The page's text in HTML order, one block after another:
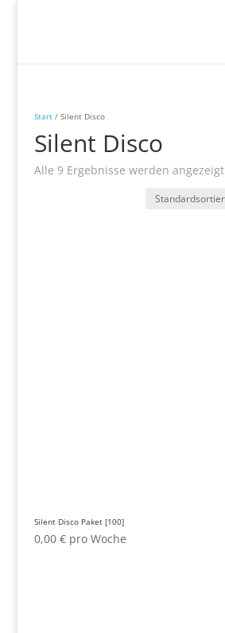
Start/ Silent Disco
Silent Disco
Alle 9 Ergebnisse werden angezeigt
Silent Disco Paket [100]
0,00 €pro Woche